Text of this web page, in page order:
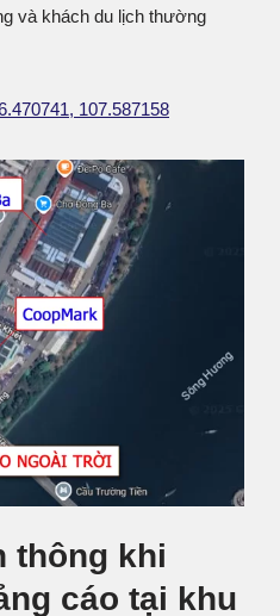
và khách du lịch thường
107.587158
thông khi
cáo tại khu